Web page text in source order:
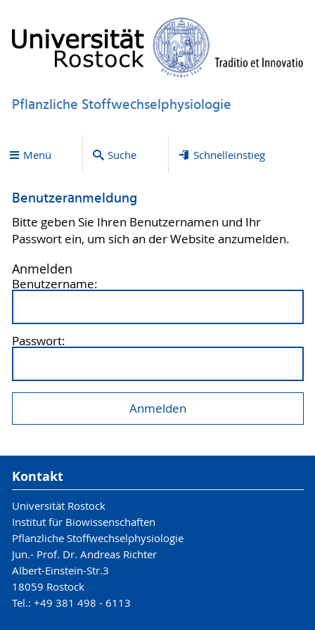
Pflanzliche Stoffwechselphysiologie
Menü Suche Schnelleinstieg
Benutzeranmeldung
Bitte geben Sie Ihren Benutzernamen und Ihr
Passwort ein, um sich an der Website anzumelden.
Anmelden
Benutzername:
Passwort:
Kontakt
Universität Rostock
Institut für Biowissenschaften
Pflanzliche Stoffwechselphysiologie
Jun.- Prof. Dr. Andreas Richter
Albert-Einstein-Str.3
18059 Rostock
Tel.: +49 381 498 - 6113